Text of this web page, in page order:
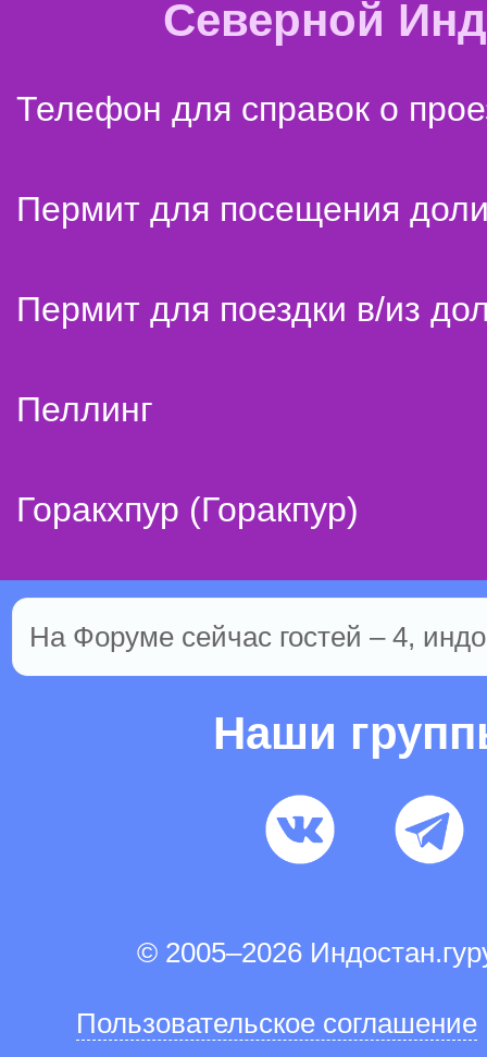
Северной
Телефон для справок о
Пермит для посещения
Пермит для поездки в/из
Пеллинг
Горакхпур (Горакпур)
На Форуме сейчас гостей – 4,
Наши
© 2005–2026
Пользовательское соглашение